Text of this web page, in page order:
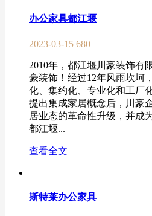
办公家具都江堰
2023-03-15 680
2010年，都江堰川豪装饰有
豪装饰！经过12年风雨坎坷
化、集约化、专业化和工厂
提出集成家居概念后，川豪
居业态的革命性升级，并成
都江堰...
查看全文
斯特莱办公家具